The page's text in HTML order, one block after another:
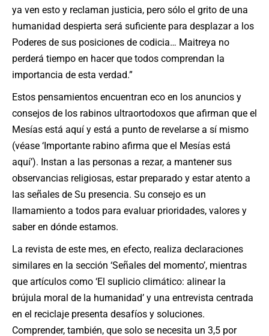
ya ven esto y reclaman justicia, pero sólo el grito de una
humanidad despierta será suficiente para desplazar a los
Poderes de sus posiciones de codicia… Maitreya no
perderá tiempo en hacer que todos comprendan la
importancia de esta verdad.”
Estos pensamientos encuentran eco en los anuncios y
consejos de los rabinos ultraortodoxos que afirman que el
Mesías está aquí y está a punto de revelarse a sí mismo
(véase ‘Importante rabino afirma que el Mesías está
aquí’). Instan a las personas a rezar, a mantener sus
observancias religiosas, estar preparado y estar atento a
las señales de Su presencia. Su consejo es un
llamamiento a todos para evaluar prioridades, valores y
saber en dónde estamos.
La revista de este mes, en efecto, realiza declaraciones
similares en la sección ‘Señales del momento’, mientras
que artículos como ‘El suplicio climático: alinear la
brújula moral de la humanidad’ y una entrevista centrada
en el reciclaje presenta desafíos y soluciones.
Comprender, también, que solo se necesita un 3,5 por